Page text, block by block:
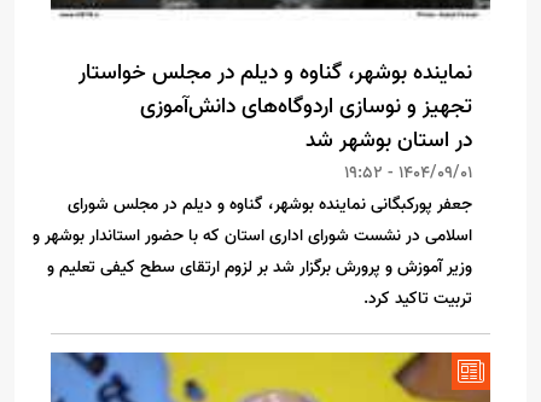
نماینده بوشهر، گناوه و دیلم در مجلس خواستار
تجهیز و نوسازی اردوگاه‌های دانش‌آموزی
در استان بوشهر شد
1404/09/01 - 19:52
جعفر پورکبگانی نماینده بوشهر، گناوه و دیلم در مجلس شورای
اسلامی در نشست شورای اداری استان که با حضور استاندار بوشهر و‌
وزیر آموزش و پرورش برگزار شد بر لزوم ارتقای سطح کیفی تعلیم و
تربیت تاکید کرد.